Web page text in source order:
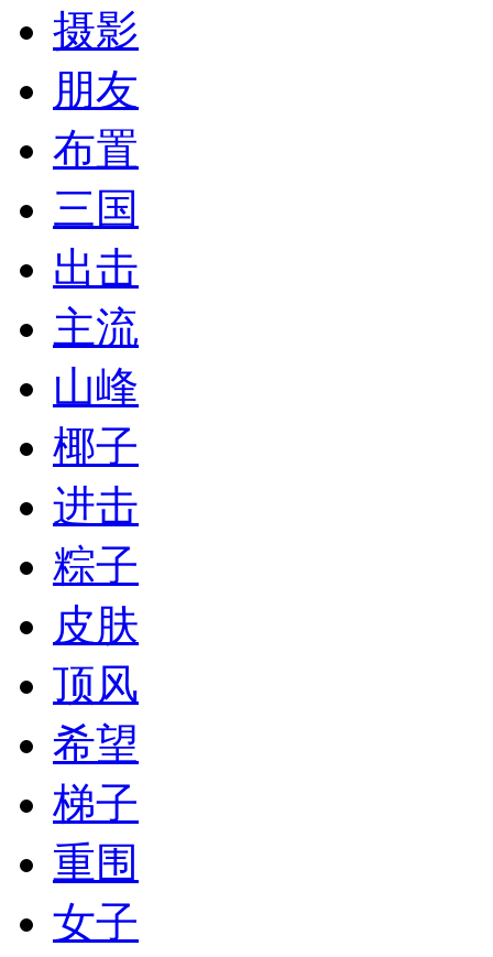
摄影
朋友
布置
三国
出击
主流
山峰
椰子
进击
粽子
皮肤
顶风
希望
梯子
重围
女子